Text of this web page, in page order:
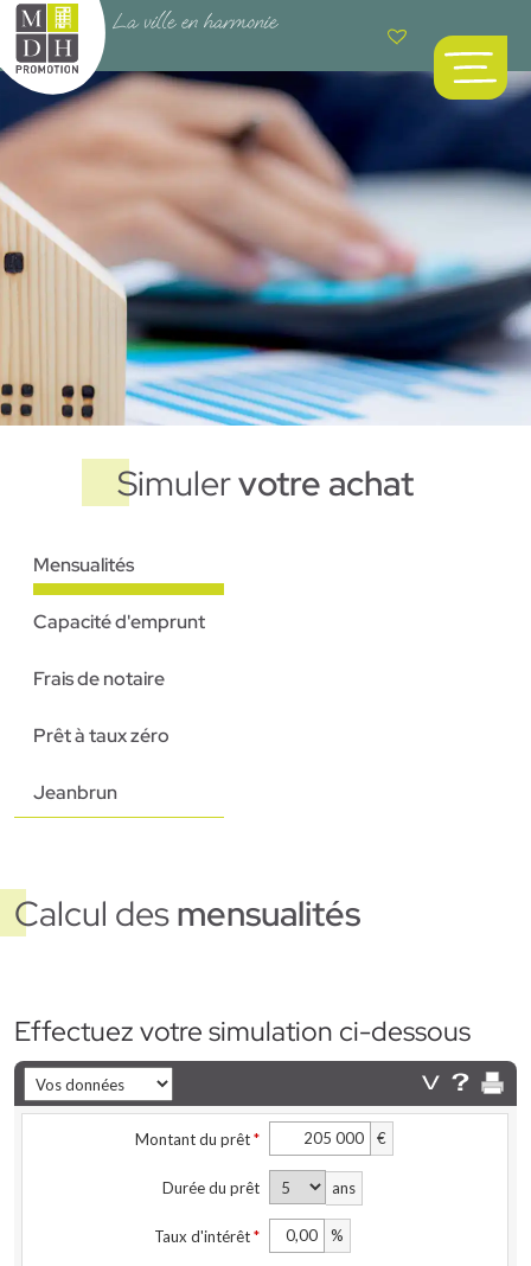
Simulervotre achat
Mensualités
Capacité d'emprunt
Frais de notaire
Prêt à taux zéro
Jeanbrun
Calcul desmensualités
Effectuez votre simulation ci-dessous